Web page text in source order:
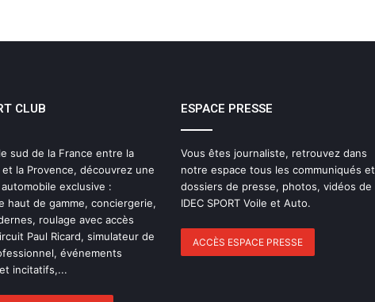
THE FAMOUS PROJECT CIC – CARNET
IDEC SPORT de retour sur la Route du
Rhum 2026 avec Alexia Barrier
The Famous Project CIC : un record du
monde homologué, une aventure
collective soutenue par IDEC SPORT
THE FAMOUS PROJECT CIC – Et si on
CLUB
sud de la France entre la
et la Provence, découvrez une
exclusive :
haut de gamme, conciergerie,
roulage avec accès
Paul Ricard, simulateur de
événements
incitatifs,...
ESPACE PRESSE
Vous êtes journaliste, retrouvez dans
notre espace tous les communiqués et
dossiers de presse, photos, vidéos de
IDEC SPORT Voile et Auto.
ACCÈS ESPACE PRESSE